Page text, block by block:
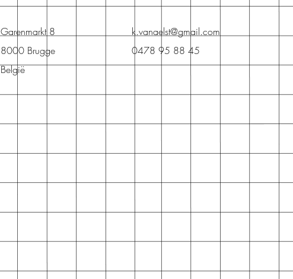
Garenmarkt 8
8000 Brugge
België
k.vanaelst@gmail.com
0478 95 88 45